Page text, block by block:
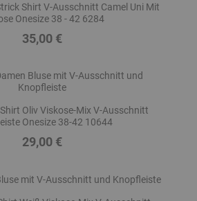
Shirt V-Ausschnitt Camel Uni Mit
Onesize 38 - 42 6284
Preis
35,00 €
Oliv Viskose-Mix V-Ausschnitt
Onesize 38-42 10644
Preis
29,00 €